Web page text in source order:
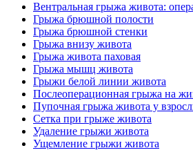
Вентральная грыжа живота:
Грыжа брюшной полости
Грыжа брюшной стенки
Грыжа внизу живота
Грыжа живота паховая
Грыжа мышц живота
Грыжи белой линии живота
Послеоперационная грыжа на
Пупочная грыжа живота у
Сетка при грыже живота
Удаление грыжи живота
Ущемление грыжи живота